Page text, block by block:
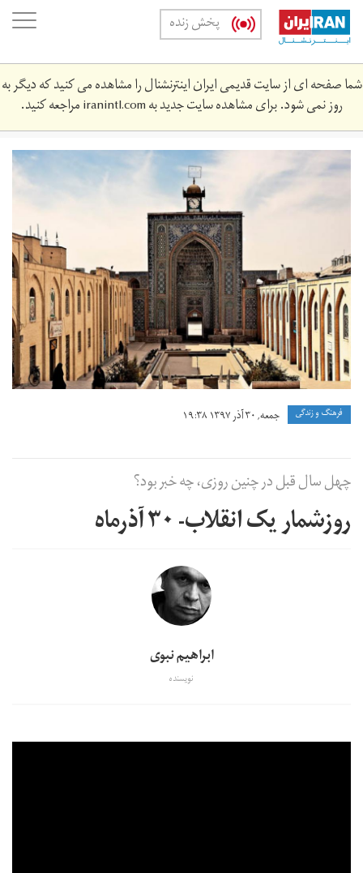
Skip
main
content
پخش زنده
شما صفحه ای از سایت قدیمی ایران اینترنشنال را مشاهده می کنید که دیگر به
روز نمی شود. برای مشاهده سایت جدید بهiranintl.comمراجعه کنید.
nbwy_30_adhr.jpg
فرهنگ و زندگی جمعه, ۳۰ آذر ۱۳۹۷ ۱۹:۳۸
چهل سال قبل در چنین روزی، چه خبر بود؟
روزشمار یک انقلاب- ۳۰ آذرماه
ابراهیم نبوی
نویسنده